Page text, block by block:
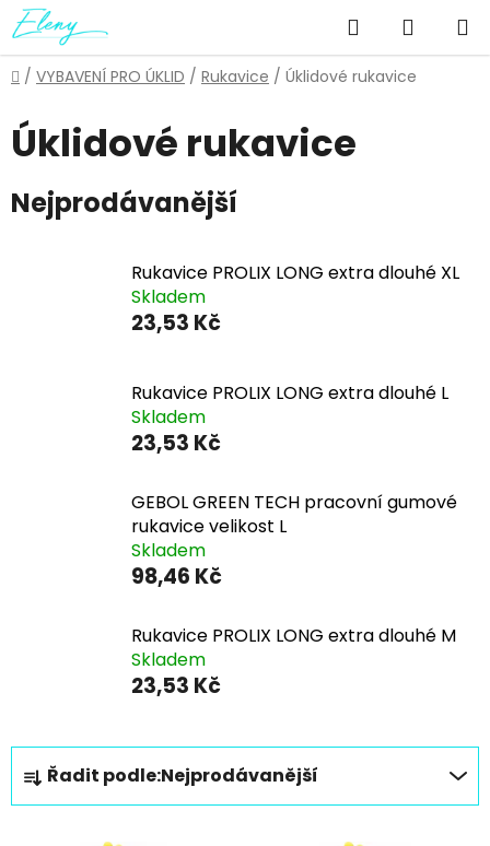
Přejít
na
obsah
Hledat
KOŠÍK
Domů
/ VYBAVENÍ PRO ÚKLID / Rukavice / Úklidové rukavice
Úklidové rukavice
Nejprodávanější
Rukavice PROLIX LONG extra dlouhé XL
Skladem
23,53 Kč
Rukavice PROLIX LONG extra dlouhé L
Skladem
23,53 Kč
GEBOL GREEN TECH pracovní gumové
rukavice velikost L
Skladem
98,46 Kč
Rukavice PROLIX LONG extra dlouhé M
Skladem
23,53 Kč
Ř
a
z
Řadit podle:Nejprodávanější